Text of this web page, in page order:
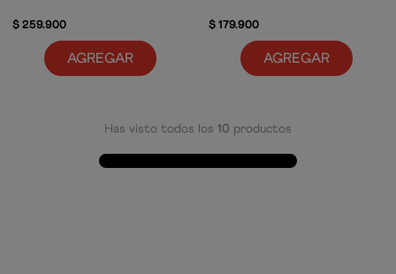
$259.900
AGREGAR
$179.900
AGREGAR
Has visto todos los 10 productos